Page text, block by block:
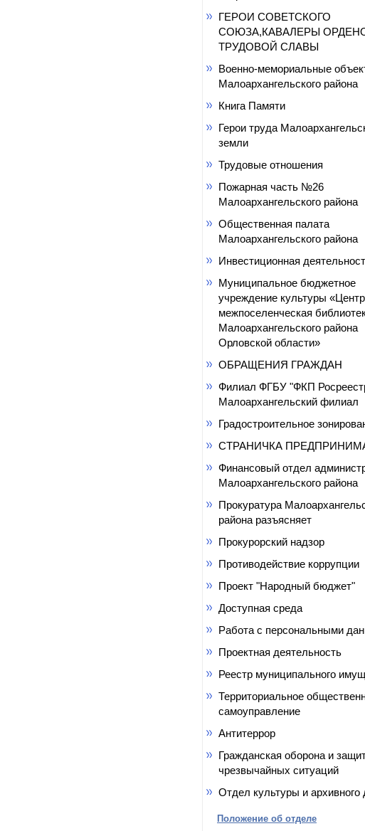
ГЕРОИ СОВЕТСКОГО
СОЮЗА,КАВАЛЕРЫ
ТРУДОВОЙ СЛАВЫ
Военно-мемориальные
Малоархангельского района
Книга Памяти
Герои труда
земли
Трудовые отношения
Пожарная часть №26
Малоархангельского района
Общественная палата
Малоархангельского района
Инвестиционная
Муниципальное бюджетное
учреждение культуры
межпоселенческая
Малоархангельского района
Орловской области»
ОБРАЩЕНИЯ ГРАЖДАН
Филиал ФГБУ "ФКП
Малоархангельский филиал
Градостроительное
СТРАНИЧКА
Финансовый отдел
Малоархангельского района
Прокуратура
района разъясняет
Прокурорский надзор
Противодействие коррупции
Проект "Народный бюджет"
Доступная среда
Работа с персональными
Проектная деятельность
Реестр муниципального
Территориальное
самоуправление
Антитеррор
Гражданская оборона и
чрезвычайных ситуаций
Отдел культуры и архивного
Положение об отделе